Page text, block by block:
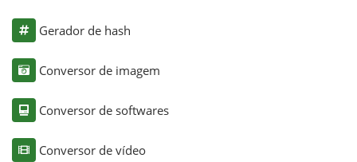
Gerador de hash
Conversor de imagem
Conversor de softwares
Conversor de vídeo